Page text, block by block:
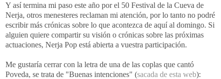
Y así termina mi paso este año por el 50 Festival de la Cueva de
Nerja, otros menesteres reclaman mi atención, por lo tanto no podré
escribir más crónicas sobre lo que acontezca de aquí al domingo. Si
alguien quiere compartir su visión o crónicas sobre las próximas
actuaciones, Nerja Pop está abierta a vuestra participación.
Me gustaría cerrar con la letra de una de las coplas que cantó
Poveda, se trata de "Buenas intenciones" (sacada de esta web):